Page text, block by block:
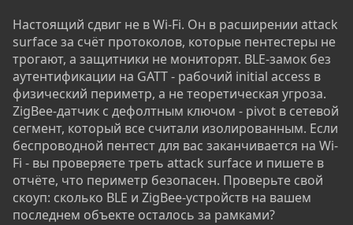
Настоящий сдвиг не в Wi-Fi. Он в расширении attack
surface за счёт протоколов, которые пентестеры не
трогают, а защитники не мониторят. BLE-замок без
аутентификации на GATT - рабочий initial access в
физический периметр, а не теоретическая угроза.
ZigBee-датчик с дефолтным ключом - pivot в сетевой
сегмент, который все считали изолированным. Если
беспроводной пентест для вас заканчивается на Wi-
Fi - вы проверяете треть attack surface и пишете в
отчёте, что периметр безопасен. Проверьте свой
скоуп: сколько BLE и ZigBee-устройств на вашем
последнем объекте осталось за рамками?